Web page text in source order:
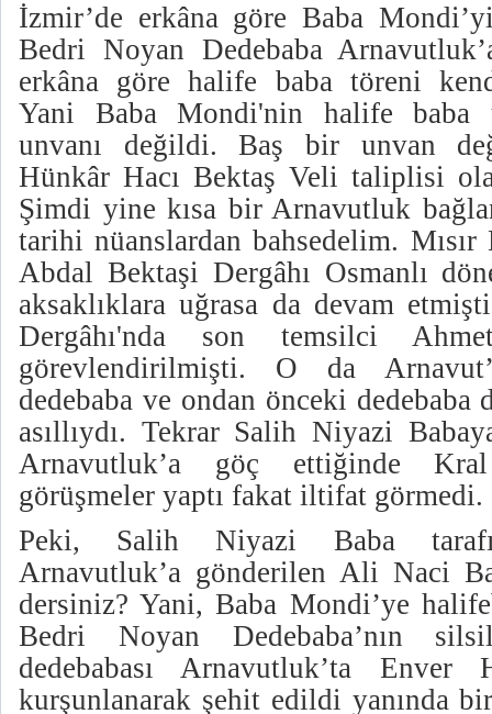
İzmir’de erkâna göre Baba
Bedri Noyan Dedebaba
erkâna göre halife baba töreni
Yani Baba Mondi'nin halife baba
unvanı değildi. Baş bir unvan
Hünkâr Hacı Bektaş Veli taliplisi
Şimdi yine kısa bir Arnavutluk
tarihi nüanslardan bahsedelim. Mısır
Abdal Bektaşi Dergâhı Osmanlı
aksaklıklara uğrasa da devam
Dergâhı'nda son temsilci
görevlendirilmişti. O da
dedebaba ve ondan önceki dedebaba
asıllıydı. Tekrar Salih Niyazi
Arnavutluk’a göç ettiğinde
görüşmeler yaptı fakat iltifat görmedi.
Peki, Salih Niyazi Baba
Arnavutluk’a gönderilen Ali Naci
dersiniz? Yani, Baba Mondi’ye
Bedri Noyan Dedebaba’nın
dedebabası Arnavutluk’ta Enver
kurşunlanarak şehit edildi yanında